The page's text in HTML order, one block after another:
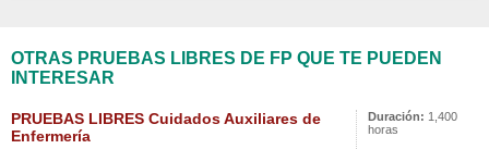
OTRAS PRUEBAS LIBRES DE FP QUE TE PUEDEN
INTERESAR
PRUEBAS LIBRES Cuidados Auxiliares de
Enfermería
Duración: 1,400
horas